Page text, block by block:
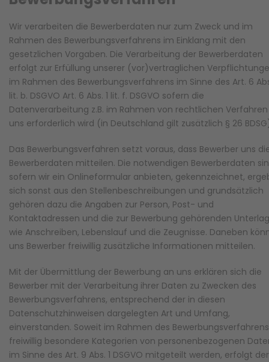
Wir verarbeiten die Bewerberdaten nur zum Zweck und im
Rahmen des Bewerbungsverfahrens im Einklang mit den
gesetzlichen Vorgaben. Die Verarbeitung der Bewerberdaten
erfolgt zur Erfüllung unserer (vor)vertraglichen
im Rahmen des Bewerbungsverfahrens im Sinne des Art. 6
lit. b. DSGVO Art. 6 Abs. 1 lit. f. DSGVO sofern die
Datenverarbeitung z.B. im Rahmen von rechtlichen
uns erforderlich wird (in Deutschland gilt zusätzlich § 26
Das Bewerbungsverfahren setzt voraus, dass Bewerber uns
Bewerberdaten mitteilen. Die notwendigen Bewerberdaten
sofern wir ein Onlineformular anbieten, gekennzeichnet,
sich sonst aus den Stellenbeschreibungen und grundsätzlich
gehören dazu die Angaben zur Person, Post- und
Kontaktadressen und die zur Bewerbung gehörenden
wie Anschreiben, Lebenslauf und die Zeugnisse. Daneben
uns Bewerber freiwillig zusätzliche Informationen mitteilen.
Mit der Übermittlung der Bewerbung an uns erklären sich die
Bewerber mit der Verarbeitung ihrer Daten zu Zwecken des
Bewerbungsverfahrens, entsprechend der in diesen
Datenschutzhinweisen dargelegten Art und Umfang,
einverstanden. Soweit im Rahmen des Bewerbungsverfahrens
freiwillig besondere Kategorien von personenbezogenen
im Sinne des Art. 9 Abs. 1 DSGVO mitgeteilt werden, erfolgt